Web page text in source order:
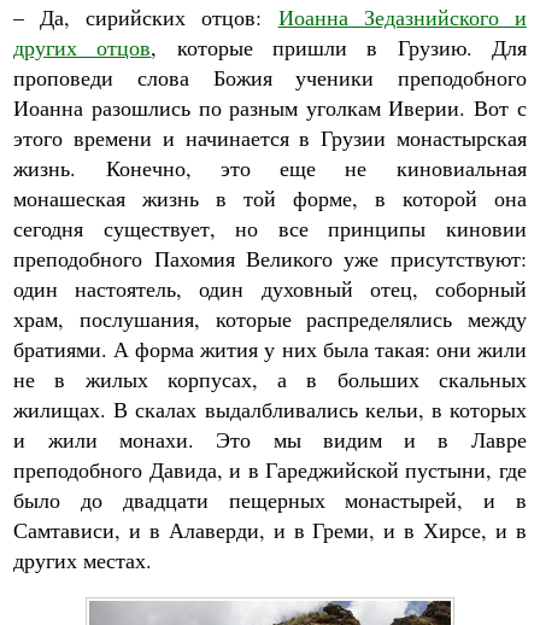
– Да, сирийских отцов: Иоанна Зедазнийского и
других отцов, которые пришли в Грузию. Для
проповеди слова Божия ученики преподобного
Иоанна разошлись по разным уголкам Иверии. Вот с
этого времени и начинается в Грузии монастырская
жизнь. Конечно, это еще не киновиальная
монашеская жизнь в той форме, в которой она
сегодня существует, но все принципы киновии
преподобного Пахомия Великого уже присутствуют:
один настоятель, один духовный отец, соборный
храм, послушания, которые распределялись между
братиями. А форма жития у них была такая: они жили
не в жилых корпусах, а в больших скальных
жилищах. В скалах выдалбливались кельи, в которых
и жили монахи. Это мы видим и в Лавре
преподобного Давида, и в Гареджийской пустыни, где
было до двадцати пещерных монастырей, и в
Самтависи, и в Алаверди, и в Греми, и в Хирсе, и в
других местах.